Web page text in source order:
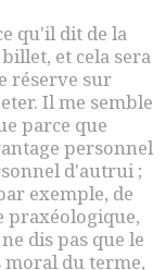
qu'il dit de la
et cela sera
réserve sur
Il me semble
parce que
personnel
d'autrui ;
exemple, de
praxéologique,
dis pas que le
moral du terme,